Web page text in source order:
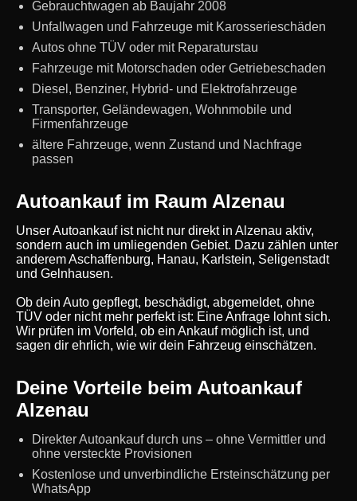
Gebrauchtwagen ab Baujahr 2008
Unfallwagen und Fahrzeuge mit Karosserieschäden
Autos ohne TÜV oder mit Reparaturstau
Fahrzeuge mit Motorschaden oder Getriebeschaden
Diesel, Benziner, Hybrid- und Elektrofahrzeuge
Transporter, Geländewagen, Wohnmobile und
Firmenfahrzeuge
ältere Fahrzeuge, wenn Zustand und Nachfrage
passen
Autoankauf im Raum Alzenau
Unser Autoankauf ist nicht nur direkt in Alzenau aktiv,
sondern auch im umliegenden Gebiet. Dazu zählen unter
anderem Aschaffenburg, Hanau, Karlstein, Seligenstadt
und Gelnhausen.
Ob dein Auto gepflegt, beschädigt, abgemeldet, ohne
TÜV oder nicht mehr perfekt ist: Eine Anfrage lohnt sich.
Wir prüfen im Vorfeld, ob ein Ankauf möglich ist, und
sagen dir ehrlich, wie wir dein Fahrzeug einschätzen.
Deine Vorteile beim Autoankauf
Alzenau
Direkter Autoankauf durch uns – ohne Vermittler und
ohne versteckte Provisionen
Kostenlose und unverbindliche Ersteinschätzung per
WhatsApp